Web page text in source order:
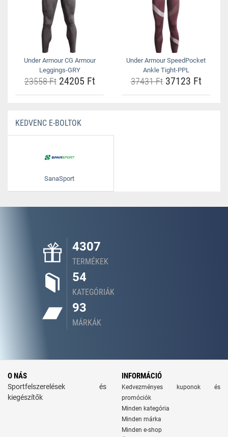
Under Armour CG Armour
Leggings-GRY
23558 Ft24205 Ft
Under Armour SpeedPocket
Ankle Tight-PPL
37431 Ft37123 Ft
KEDVENC E-BOLTOK
SanaSport
4307
TERMÉKEK
54
KATEGÓRIÁK
93
MÁRKÁK
O NÁS
Sportfelszerelések és
kiegészítők
INFORMÁCIÓ
Kedvezményes kuponok és
promóciók
Minden kategória
Minden márka
Minden e-shop